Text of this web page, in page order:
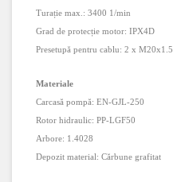
Turație max.: 3400 1/min
Grad de protecție motor: IPX4D
Presetupă pentru cablu: 2 x M20x1.5
Materiale
Carcasă pompă: EN-GJL-250
Rotor hidraulic: PP-LGF50
Arbore: 1.4028
Depozit material: Cărbune grafitat